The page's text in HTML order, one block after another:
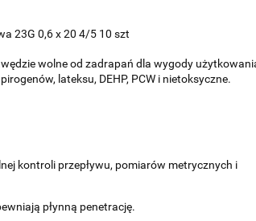
23G 0,6 x 20 4/5 10 szt
wolne od zadrapań dla wygody
lateksu, DEHP, PCW i nietoksyczne.
kontroli przepływu, pomiarów metrycznych i
płynną penetrację.